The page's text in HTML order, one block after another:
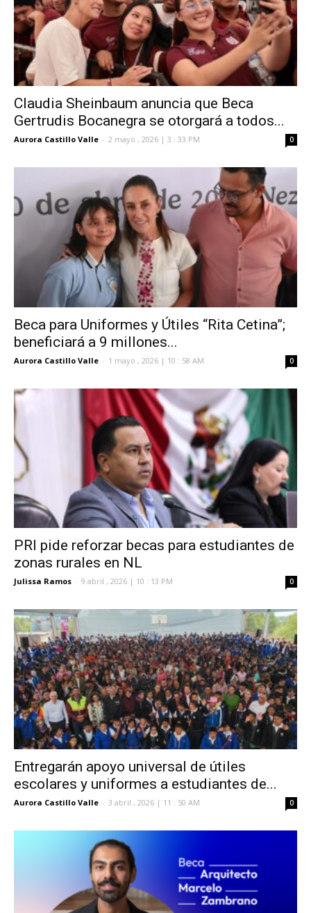
Claudia Sheinbaum anuncia que Beca
Gertrudis Bocanegra se otorgará a todos...
Aurora Castillo Valle - 2 mayo , 2026 | 3 : 33 PM 0
Beca para Uniformes y Útiles “Rita Cetina”;
beneficiará a 9 millones...
Aurora Castillo Valle - 1 mayo , 2026 | 10 : 58 AM 0
PRI pide reforzar becas para estudiantes de
zonas rurales en NL
Julissa Ramos - 9 abril , 2026 | 10 : 13 PM 0
Entregarán apoyo universal de útiles
escolares y uniformes a estudiantes de...
Aurora Castillo Valle - 3 abril , 2026 | 11 : 50 AM 0